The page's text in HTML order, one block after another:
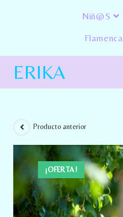
Niñ@s
Flamenca
ERIKA
¡OFERTA!
Producto anterior